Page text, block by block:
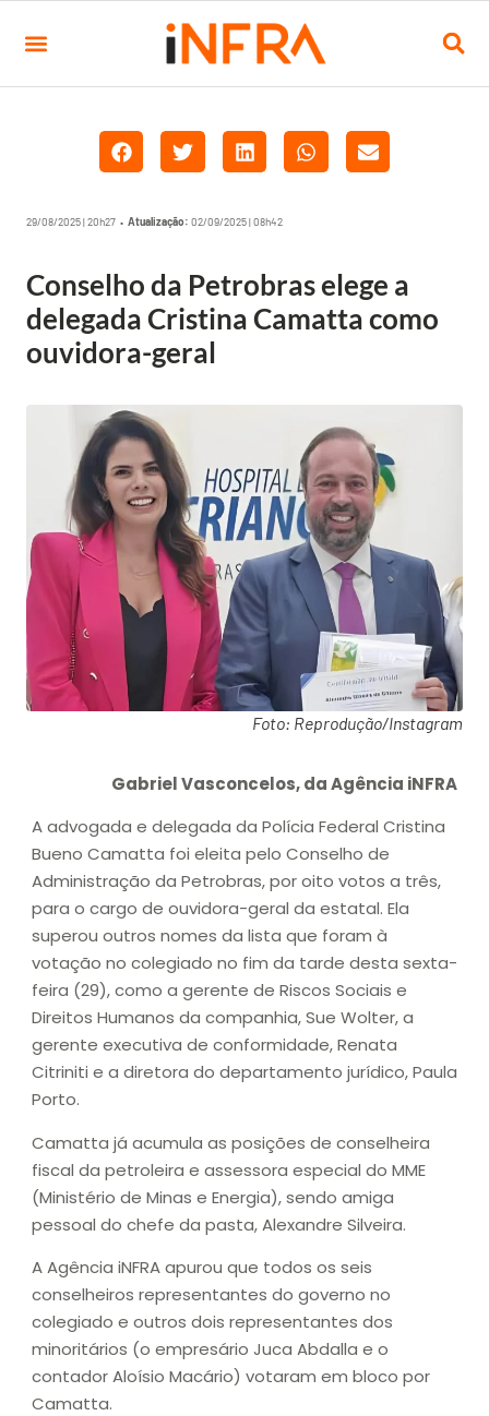
29/08/2025 | 20h27 • Atualização: 02/09/2025 | 08h42
Conselho da Petrobras elege a
delegada Cristina Camatta como
ouvidora-geral
Foto: Reprodução/Instagram
Gabriel Vasconcelos, da Agência iNFRA
A advogada e delegada da Polícia Federal Cristina
Bueno Camatta foi eleita pelo Conselho de
Administração da Petrobras, por oito votos a três,
para o cargo de ouvidora-geral da estatal. Ela
superou outros nomes da lista que foram à
votação no colegiado no fim da tarde desta sexta-
feira (29), como a gerente de Riscos Sociais e
Direitos Humanos da companhia, Sue Wolter, a
gerente executiva de conformidade, Renata
Citriniti e a diretora do departamento jurídico, Paula
Porto.
Camatta já acumula as posições de conselheira
fiscal da petroleira e assessora especial do MME
(Ministério de Minas e Energia), sendo amiga
pessoal do chefe da pasta, Alexandre Silveira.
A Agência iNFRA apurou que todos os seis
conselheiros representantes do governo no
colegiado e outros dois representantes dos
minoritários (o empresário Juca Abdalla e o
contador Aloísio Macário) votaram em bloco por
Camatta.